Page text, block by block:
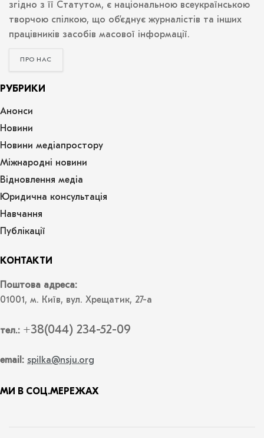
згідно з її Статутом, є національною всеукраїнською
творчою спілкою, що об’єднує журналістів та інших
працівників засобів масової інформації.
ПРО НАС
РУБРИКИ
Анонси
Новини
Новини медіапростору
Міжнародні новини
Відновлення медіа
Юридична консультація
Навчання
Публікації
КОНТАКТИ
Поштова адреса:
01001, м. Київ, вул. Хрещатик, 27-а
тел.: +38(044) 234-52-09
email: spilka@nsju.org
МИ В СОЦ.МЕРЕЖАХ